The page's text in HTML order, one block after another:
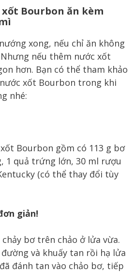
Bourbon ăn kèm
xong, nếu chỉ ăn không
nếu thêm nước xốt
hơn. Bạn có thể tham khảo
xốt Bourbon trong khi
nhé:
Bourbon gồm có 113 g bơ
1 quả trứng lớn, 30 ml rượu
(có thể thay đổi tùy
giản!
bơ trên chảo ở lửa vừa.
và khuấy tan rồi hạ lửa
đánh tan vào chảo bơ, tiếp